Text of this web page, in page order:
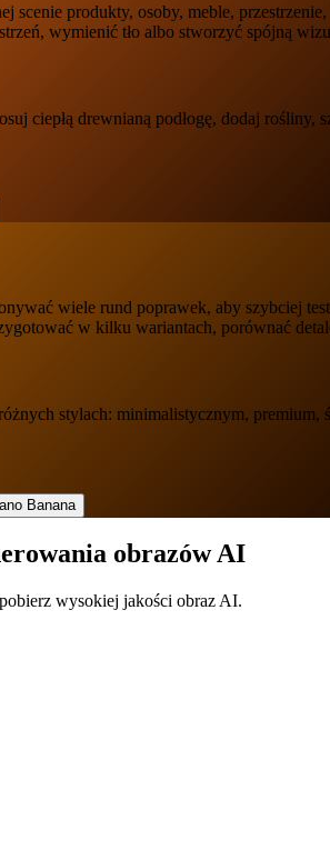
produkty, osoby, meble,
wymienić tło albo stworzyć spójną
ciepłą drewnianą podłogę, dodaj
wiele rund poprawek, aby szybciej
w kilku wariantach, porównać
stylach: minimalistycznym,
obrazów AI
wysokiej jakości obraz AI.